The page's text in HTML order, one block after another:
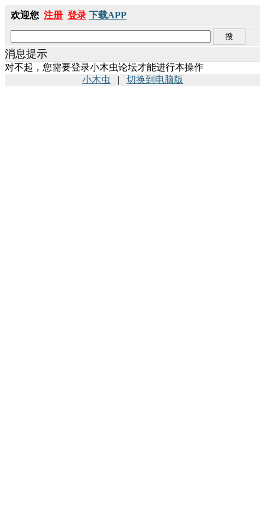
欢迎您 注册 登录 下载APP
消息提示
对不起，您需要登录小木虫论坛才能进行本操作
小木虫 | 切换到电脑版